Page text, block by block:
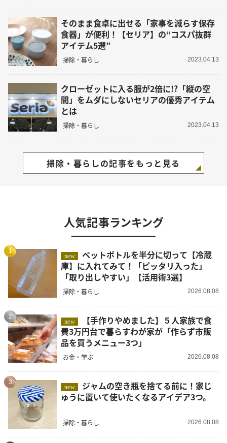
そのまま食卓に出せる「家事を減らす保存
食器」が便利！【セリア】の“コスパ抜群
アイテム5選”
掃除・暮らし 2023.04.13
クローゼットに入る服が2倍に!?「縦の空
間」をムダにしないセリアの優秀アイテム
とは
掃除・暮らし 2023.04.13
掃除・暮らしの記事をもっと見る
人気記事ランキング
1
new
ペットボトルを半分に切って【冷蔵
庫】に入れてみて！「ピッタリ入った」
「取り出しやすい」【活用術3選】
掃除・暮らし 2026.08.08
2
new
費3万円台で暮らすわが家が「作らず市販
品を買うメニュー3つ」
お金・学ぶ 2026.08.08
3
new
ゅうに置いて使いたくなるアイデア3つ。
掃除・暮らし 2026.08.08